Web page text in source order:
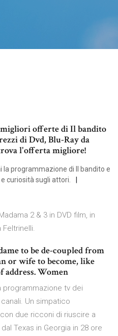
offerte di Il bandito
di Dvd, Blu-Ray da
l'offerta migliore!
la programmazione di Il bandito e
curiosità sugli attori.
2 & 3 in DVD film, in
to be de-coupled from
or wife to become, like
address. Women
programmazione tv dei
Un simpatico
due ricconi di riuscire a
Texas in Georgia in 28 ore